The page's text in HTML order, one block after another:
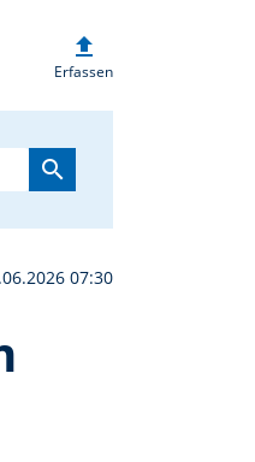
upload
Erfassen
search
07:30